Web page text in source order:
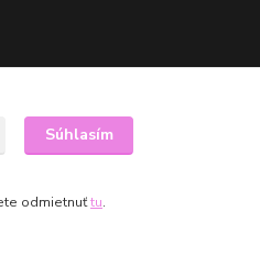
Súhlasím
odmietnuťtu.